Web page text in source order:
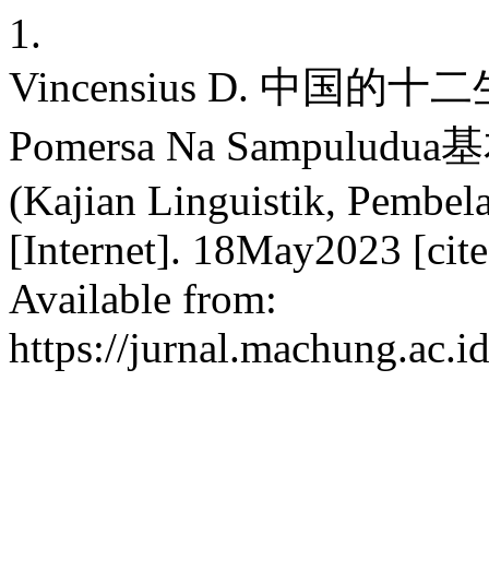
1.
Vincensius D. 中国的十
Pomersa Na
(Kajian Linguistik,
[Internet]. 18May2023
Available from:
https://